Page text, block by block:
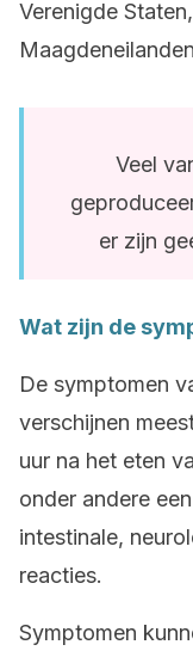
Verenigde
Veel
er zijn
Wat zijn de
De symptomen
verschijnen
uur na het eten
onder andere
intestinale,
reacties.
Symptomen